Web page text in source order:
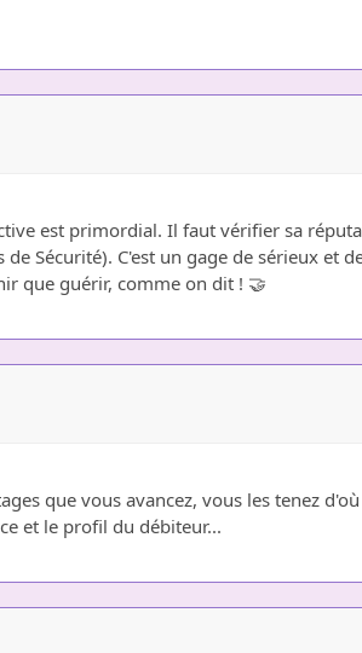
est primordial. Il faut vérifier sa
Sécurité). C'est un gage de sérieux et
que guérir, comme on dit ! 🤝
que vous avancez, vous les tenez
et le profil du débiteur...